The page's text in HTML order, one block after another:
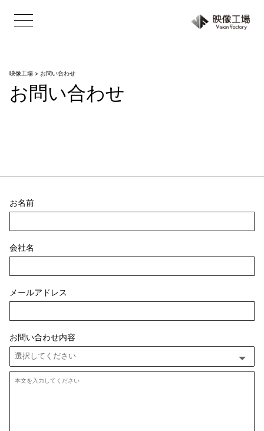
映像工場 > お問い合わせ
お問い合わせ
お名前
会社名
メールアドレス
お問い合わせ内容